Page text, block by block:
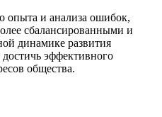
опыта и анализа ошибок,
сбалансированными и
динамике развития
эффективного
общества.